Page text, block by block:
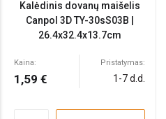
Kalėdinis dovanų maišelis
Canpol 3D TY-30sS03B |
26.4x32.4x13.7cm
Kaina:
1,59 €
Pristatymas:
1-7 d.d.